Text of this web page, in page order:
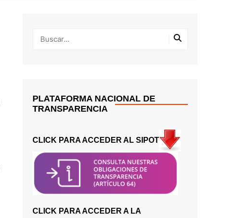
PLATAFORMA NACIONAL DE
TRANSPARENCIA
CLICK PARA ACCEDER AL SIPOT
CLICK PARA ACCEDER A LA